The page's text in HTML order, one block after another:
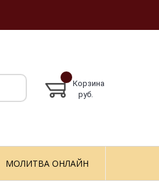
Корзина
руб.
МОЛИТВА ОНЛАЙН